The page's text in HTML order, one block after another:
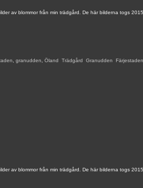
av blommor från min trädgård. De här bilderna togs 2015.
granudden Öland Trädgård Granudden Färjestaden
av blommor från min trädgård. De här bilderna togs 2015.